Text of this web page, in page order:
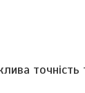
точність